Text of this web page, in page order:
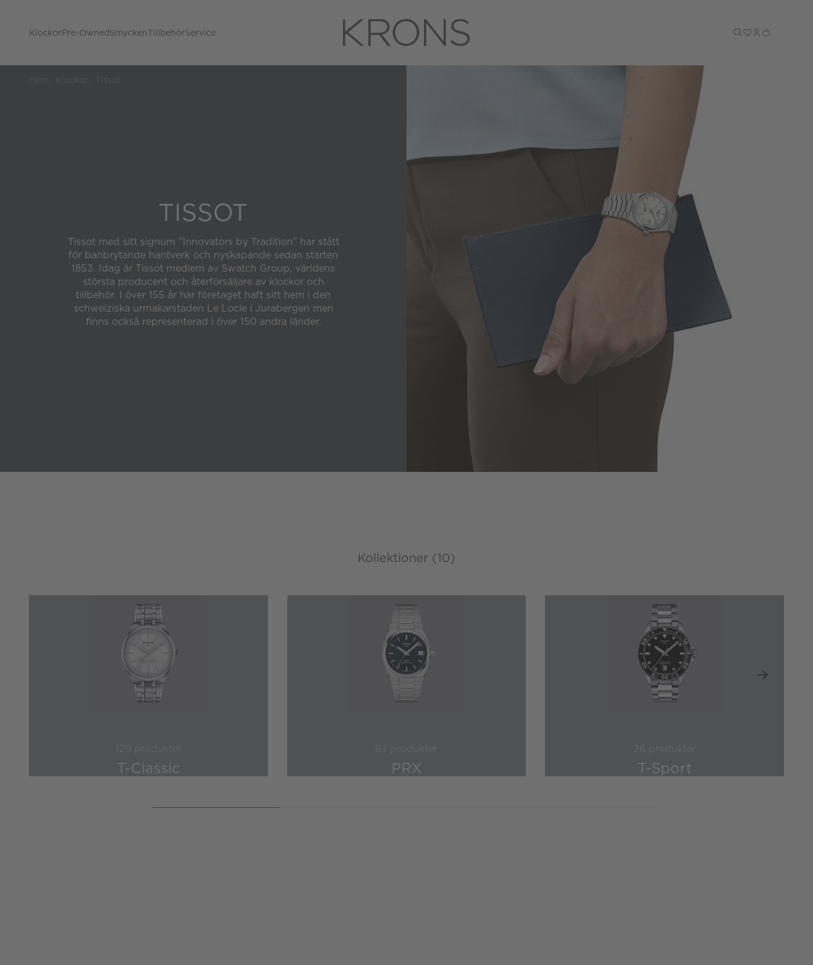
KlockorPre-OwnedSmyckenTillbehörService
TISSOT
Tissot med sitt signum ”Innovators by Tradition” har stått
för banbrytande hantverk och nyskapande sedan starten
1853. Idag är Tissot medlem av Swatch Group, världens
största producent och återförsäljare av klockor och
tillbehör. I över 155 år har företaget haft sitt hem i den
schweiziska urmakarstaden Le Locle i Jurabergen men
finns också representerad i över 150 andra länder.
Kollektioner (10)
T-Classic PRX T-Sport
Till kassan